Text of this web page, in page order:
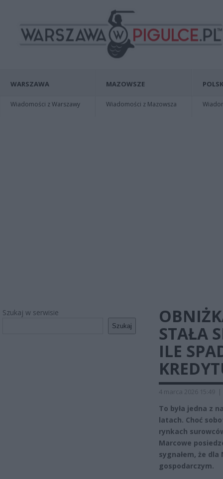
WARSZAWA
Wiadomości z Warszawy
MAZOWSZE
Wiadomości z Mazowsza
Szukaj w serwisie
Szukaj
STAŁA
ILE
4 marca 2026 15:49 |
To była jedna z
latach. Choć
rynkach
Marcowe
sygnałem, że
gospodarczym.